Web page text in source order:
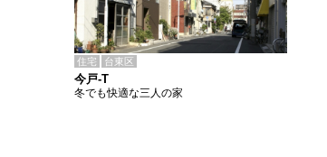
住宅 台東区
今戸-T
冬でも快適な三人の家